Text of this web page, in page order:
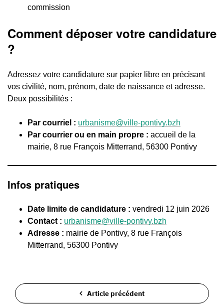
commission
Comment déposer votre candidature
?
Adressez votre candidature sur papier libre en précisant
vos civilité, nom, prénom, date de naissance et adresse.
Deux possibilités :
Par courriel : urbanisme@ville-pontivy.bzh
Par courrier ou en main propre : accueil de la
mairie, 8 rue François Mitterrand, 56300 Pontivy
Infos pratiques
Date limite de candidature : vendredi 12 juin 2026
Contact : urbanisme@ville-pontivy.bzh
Adresse : mairie de Pontivy, 8 rue François
Mitterrand, 56300 Pontivy
Article précédent